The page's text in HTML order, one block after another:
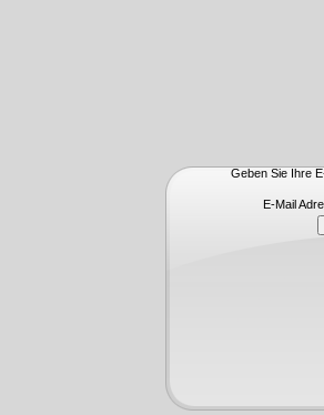
Geben Sie Ihre
E-Mail